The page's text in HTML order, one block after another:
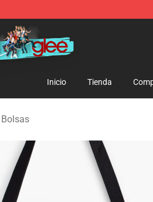
Shop
Inicio Tienda
Bolsas